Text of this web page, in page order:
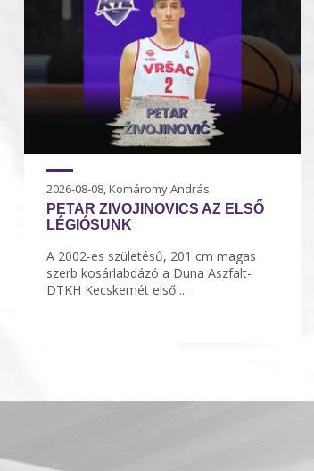
2026-08-08, Komáromy András
PETAR ZIVOJINOVICS AZ ELSŐ
LÉGIÓSUNK
A 2002-es születésű, 201 cm magas
szerb kosárlabdázó a Duna Aszfalt-
DTKH Kecskemét első ...